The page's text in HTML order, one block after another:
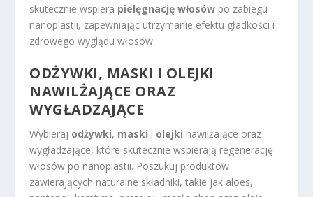
skutecznie wspiera pielęgnację włosów po zabiegu
nanoplastii, zapewniając utrzymanie efektu gładkości i
zdrowego wyglądu włosów.
ODŻYWKI, MASKI I OLEJKI
NAWILŻAJĄCE ORAZ
WYGŁADZAJĄCE
Wybieraj odżywki, maski i olejki nawilżające oraz
wygładzające, które skutecznie wspierają regenerację
włosów po nanoplastii. Poszukuj produktów
zawierających naturalne składniki, takie jak aloes,